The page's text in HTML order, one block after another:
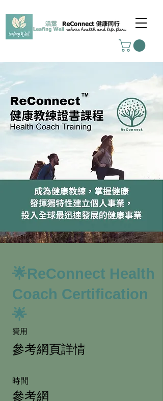
🌟ReConnect Health
Coach Certification
🌟
​費用
參考網頁詳情
時​間
參考網